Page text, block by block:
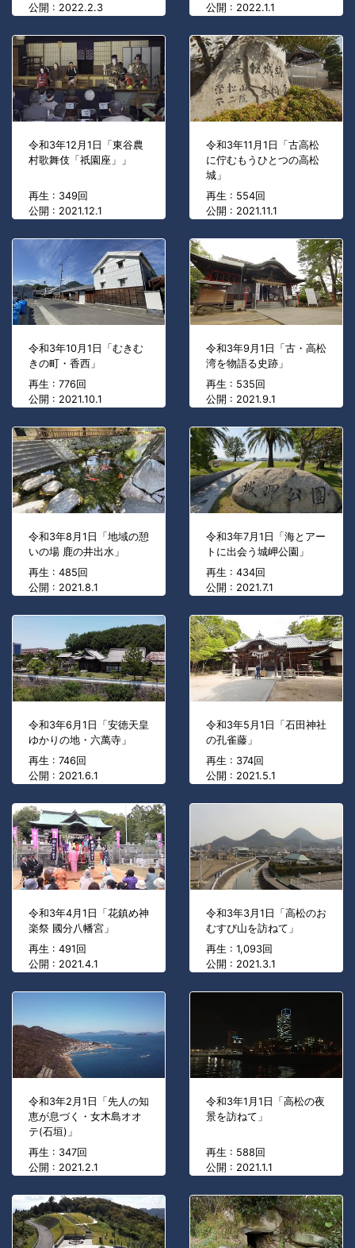
公開 : 2022.2.3
公開 : 2022.1.1
令和3年12月1日「東谷農
村歌舞伎「祇園座」」
再生 : 349回
公開 : 2021.12.1
令和3年11月1日「古高松
に佇むもうひとつの高松
城」
再生 : 554回
公開 : 2021.11.1
令和3年10月1日「むきむ
きの町・香西」
再生 : 776回
公開 : 2021.10.1
令和3年9月1日「古・高松
湾を物語る史跡」
再生 : 535回
公開 : 2021.9.1
令和3年8月1日「地域の憩
いの場 鹿の井出水」
再生 : 485回
公開 : 2021.8.1
令和3年7月1日「海とアー
トに出会う城岬公園」
再生 : 434回
公開 : 2021.7.1
令和3年6月1日「安徳天皇
ゆかりの地・六萬寺」
再生 : 746回
公開 : 2021.6.1
令和3年5月1日「石田神社
の孔雀藤」
再生 : 374回
公開 : 2021.5.1
令和3年4月1日「花鎮め神
楽祭 國分八幡宮」
再生 : 491回
公開 : 2021.4.1
令和3年3月1日「高松のお
むすび山を訪ねて」
再生 : 1,093回
公開 : 2021.3.1
令和3年2月1日「先人の知
恵が息づく・女木島オオ
テ(石垣)」
再生 : 347回
公開 : 2021.2.1
令和3年1月1日「高松の夜
景を訪ねて」
再生 : 588回
公開 : 2021.1.1